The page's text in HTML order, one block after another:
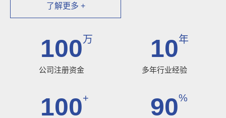
了解更多 +
100万
公司注册资金
10年
多年行业经验
100+ 90%